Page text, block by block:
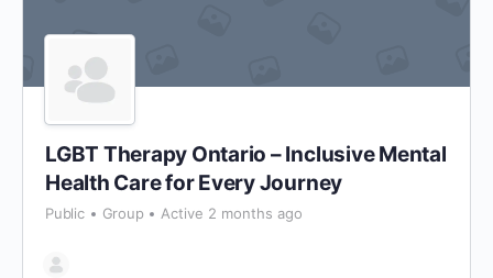
LGBT Therapy Ontario – Inclusive Mental
Health Care for Every Journey
Public Group Active 2 months ago